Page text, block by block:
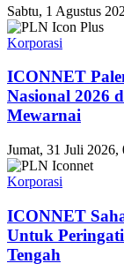
Sabtu, 1 Agustus
Korporasi
ICONNET
Nasional 2026
Mewarnai
Jumat, 31 Juli 2026,
Korporasi
ICONNET
Untuk
Tengah